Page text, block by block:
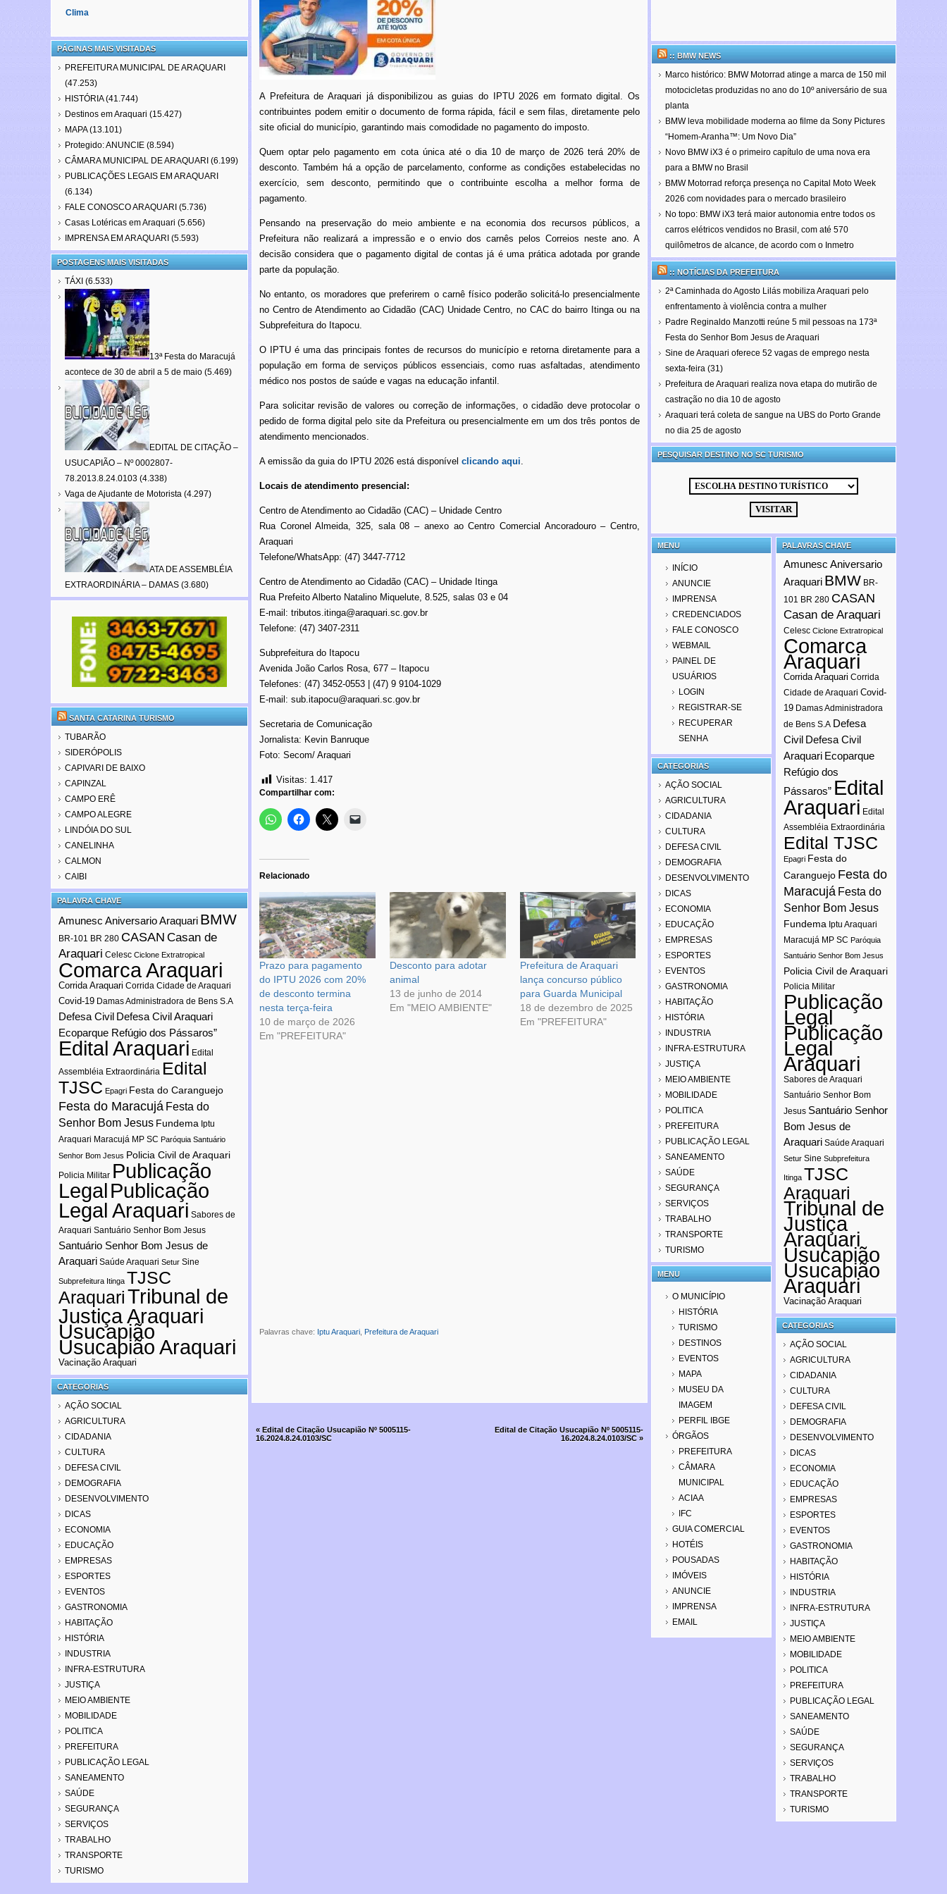
Clima
PÁGINAS MAIS VISITADAS
PREFEITURA MUNICIPAL DE ARAQUARI
(47.253)
HISTÓRIA (41.744)
Destinos em Araquari (15.427)
MAPA (13.101)
Protegido: ANUNCIE (8.594)
CÂMARA MUNICIPAL DE ARAQUARI (6.199)
PUBLICAÇÕES LEGAIS EM ARAQUARI
(6.134)
FALE CONOSCO ARAQUARI (5.736)
Casas Lotéricas em Araquari (5.656)
IMPRENSA EM ARAQUARI (5.593)
POSTAGENS MAIS VISITADAS
TÁXI (6.533)
13ª Festa do Maracujá
acontece de 30 de abril a 5 de maio (5.469)
EDITAL DE CITAÇÃO –
USUCAPIÃO – Nº 0002807-
78.2013.8.24.0103 (4.338)
Vaga de Ajudante de Motorista (4.297)
ATA DE ASSEMBLÉIA
EXTRAORDINÁRIA – DAMAS (3.680)
SANTA CATARINA TURISMO
TUBARÃO
SIDERÓPOLIS
CAPIVARI DE BAIXO
CAPINZAL
CAMPO ERÊ
CAMPO ALEGRE
LINDÓIA DO SUL
CANELINHA
CALMON
CAIBI
PALAVRA CHAVE
Amunesc Aniversario Araquari BMW
BR-101 BR 280 CASAN Casan de
Araquari Celesc Ciclone Extratropical
Comarca Araquari
Corrida Araquari Corrida Cidade de Araquari
Covid-19 Damas Administradora de Bens S.A
Defesa Civil Defesa Civil Araquari
Ecoparque Refúgio dos Pássaros”
Edital Araquari Edital
Assembléia Extraordinária Edital
TJSC Epagri Festa do Caranguejo
Festa do Maracujá Festa do
Senhor Bom Jesus Fundema Iptu
Araquari Maracujá MP SC Paróquia Santuário
Senhor Bom Jesus Policia Civil de Araquari
Policia Militar Publicação
LegalPublicação
Legal Araquari Sabores de
Araquari Santuário Senhor Bom Jesus
Santuário Senhor Bom Jesus de
Araquari Saúde Araquari Setur Sine
Subprefeitura Itinga TJSC
AraquariTribunal de
Justiça Araquari
Usucapião
Usucapião Araquari
Vacinação Araquari
CATEGORIAS
AÇÃO SOCIAL
AGRICULTURA
CIDADANIA
CULTURA
DEFESA CIVIL
DEMOGRAFIA
DESENVOLVIMENTO
DICAS
ECONOMIA
EDUCAÇÃO
EMPRESAS
ESPORTES
EVENTOS
GASTRONOMIA
HABITAÇÃO
HISTÓRIA
INDUSTRIA
INFRA-ESTRUTURA
JUSTIÇA
MEIO AMBIENTE
MOBILIDADE
POLITICA
PREFEITURA
PUBLICAÇÃO LEGAL
SANEAMENTO
SAÚDE
SEGURANÇA
SERVIÇOS
TRABALHO
TRANSPORTE
TURISMO
A Prefeitura de Araquari já disponibilizou as guias do IPTU 2026 em formato digital. Os
contribuintes podem emitir o documento de forma rápida, fácil e sem filas, diretamente pelo
site oficial do município, garantindo mais comodidade no pagamento do imposto.
Quem optar pelo pagamento em cota única até o dia 10 de março de 2026 terá 20% de
desconto. Também há a opção de parcelamento, conforme as condições estabelecidas no
exercício, sem desconto, permitindo que o contribuinte escolha a melhor forma de
pagamento.
Pensando na preservação do meio ambiente e na economia dos recursos públicos, a
Prefeitura não realizará a impressão e o envio dos carnês pelos Correios neste ano. A
decisão considera que o pagamento digital de contas já é uma prática adotada por grande
parte da população.
No entanto, os moradores que preferirem o carnê físico poderão solicitá-lo presencialmente
no Centro de Atendimento ao Cidadão (CAC) Unidade Centro, no CAC do bairro Itinga ou na
Subprefeitura do Itapocu.
O IPTU é uma das principais fontes de recursos do município e retorna diretamente para a
população em forma de serviços públicos essenciais, como ruas asfaltadas, atendimento
médico nos postos de saúde e vagas na educação infantil.
Para solicitar revisão de valores ou correção de informações, o cidadão deve protocolar o
pedido de forma digital pelo site da Prefeitura ou presencialmente em um dos três pontos de
atendimento mencionados.
A emissão da guia do IPTU 2026 está disponível clicando aqui.
Locais de atendimento presencial:
Centro de Atendimento ao Cidadão (CAC) – Unidade Centro
Rua Coronel Almeida, 325, sala 08 – anexo ao Centro Comercial Ancoradouro – Centro,
Araquari
Telefone/WhatsApp: (47) 3447-7712
Centro de Atendimento ao Cidadão (CAC) – Unidade Itinga
Rua Prefeito Alberto Natalino Miquelute, 8.525, salas 03 e 04
E-mail: tributos.itinga@araquari.sc.gov.br
Telefone: (47) 3407-2311
Subprefeitura do Itapocu
Avenida João Carlos Rosa, 677 – Itapocu
Telefones: (47) 3452-0553 | (47) 9 9104-1029
E-mail: sub.itapocu@araquari.sc.gov.br
Secretaria de Comunicação
Jornalista: Kevin Banruque
Foto: Secom/ Araquari
Visitas: 1.417
Compartilhar com:
Relacionado
Prazo para pagamento
do IPTU 2026 com 20%
de desconto termina
nesta terça-feira
10 de março de 2026
Em "PREFEITURA"
Desconto para adotar
animal
13 de junho de 2014
Em "MEIO AMBIENTE"
Prefeitura de Araquari
lança concurso público
para Guarda Municipal
18 de dezembro de 2025
Em "PREFEITURA"
Palavras chave: Iptu Araquari Prefeitura de Araquari
« Edital de Citação Usucapião Nº 5005115-
16.2024.8.24.0103/SC
Edital de Citação Usucapião Nº 5005115-
16.2024.8.24.0103/SC »
:: BMW NEWS
Marco histórico: BMW Motorrad atinge a marca de 150 mil
motocicletas produzidas no ano do 10º aniversário de sua
planta
BMW leva mobilidade moderna ao filme da Sony Pictures
“Homem-Aranha™: Um Novo Dia”
Novo BMW iX3 é o primeiro capítulo de uma nova era
para a BMW no Brasil
BMW Motorrad reforça presença no Capital Moto Week
2026 com novidades para o mercado brasileiro
No topo: BMW iX3 terá maior autonomia entre todos os
carros elétricos vendidos no Brasil, com até 570
quilômetros de alcance, de acordo com o Inmetro
:: NOTÍCIAS DA PREFEITURA
2ª Caminhada do Agosto Lilás mobiliza Araquari pelo
enfrentamento à violência contra a mulher
Padre Reginaldo Manzotti reúne 5 mil pessoas na 173ª
Festa do Senhor Bom Jesus de Araquari
Sine de Araquari oferece 52 vagas de emprego nesta
sexta-feira (31)
Prefeitura de Araquari realiza nova etapa do mutirão de
castração no dia 10 de agosto
Araquari terá coleta de sangue na UBS do Porto Grande
no dia 25 de agosto
PESQUISAR DESTINO NO SC TURISMO
MENU
INÍCIO
ANUNCIE
IMPRENSA
CREDENCIADOS
FALE CONOSCO
WEBMAIL
PAINEL DE
USUÁRIOS
LOGIN
REGISTRAR-SE
RECUPERAR
SENHA
CATEGORIAS
AÇÃO SOCIAL
AGRICULTURA
CIDADANIA
CULTURA
DEFESA CIVIL
DEMOGRAFIA
DESENVOLVIMENTO
DICAS
ECONOMIA
EDUCAÇÃO
EMPRESAS
ESPORTES
EVENTOS
GASTRONOMIA
HABITAÇÃO
HISTÓRIA
INDUSTRIA
INFRA-ESTRUTURA
JUSTIÇA
MEIO AMBIENTE
MOBILIDADE
POLITICA
PREFEITURA
PUBLICAÇÃO LEGAL
SANEAMENTO
SAÚDE
SEGURANÇA
SERVIÇOS
TRABALHO
TRANSPORTE
TURISMO
MENU
O MUNICÍPIO
HISTÓRIA
TURISMO
DESTINOS
EVENTOS
MAPA
MUSEU DA
IMAGEM
PERFIL IBGE
ÓRGÃOS
PREFEITURA
CÂMARA
MUNICIPAL
ACIAA
IFC
GUIA COMERCIAL
HOTÉIS
POUSADAS
IMÓVEIS
ANUNCIE
IMPRENSA
EMAIL
PALAVRAS CHAVE
Amunesc Aniversario
Araquari BMW BR-
101 BR 280 CASAN
Casan de Araquari
Celesc Ciclone Extratropical
Comarca
Araquari
Corrida Araquari Corrida
Cidade de Araquari Covid-
19 Damas Administradora
de Bens S.A Defesa
Civil Defesa Civil
Araquari Ecoparque
Refúgio dos
Pássaros” Edital
Araquari Edital
Assembléia Extraordinária
Edital TJSC
Epagri Festa do
Caranguejo Festa do
Maracujá Festa do
Senhor Bom Jesus
Fundema Iptu Araquari
Maracujá MP SC Paróquia
Santuário Senhor Bom Jesus
Policia Civil de Araquari
Policia Militar
Publicação
Legal
Publicação
Legal
Araquari
Sabores de Araquari
Santuário Senhor Bom
Jesus Santuário Senhor
Bom Jesus de
Araquari Saúde Araquari
Setur Sine Subprefeitura
Itinga TJSC
Araquari
Tribunal de
Justiça
Araquari
Usucapião
Usucapião
Araquari
Vacinação Araquari
CATEGORIAS
AÇÃO SOCIAL
AGRICULTURA
CIDADANIA
CULTURA
DEFESA CIVIL
DEMOGRAFIA
DESENVOLVIMENTO
DICAS
ECONOMIA
EDUCAÇÃO
EMPRESAS
ESPORTES
EVENTOS
GASTRONOMIA
HABITAÇÃO
HISTÓRIA
INDUSTRIA
INFRA-ESTRUTURA
JUSTIÇA
MEIO AMBIENTE
MOBILIDADE
POLITICA
PREFEITURA
PUBLICAÇÃO LEGAL
SANEAMENTO
SAÚDE
SEGURANÇA
SERVIÇOS
TRABALHO
TRANSPORTE
TURISMO